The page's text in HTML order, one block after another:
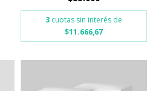
3 cuotas sin interés de
$11.666,67